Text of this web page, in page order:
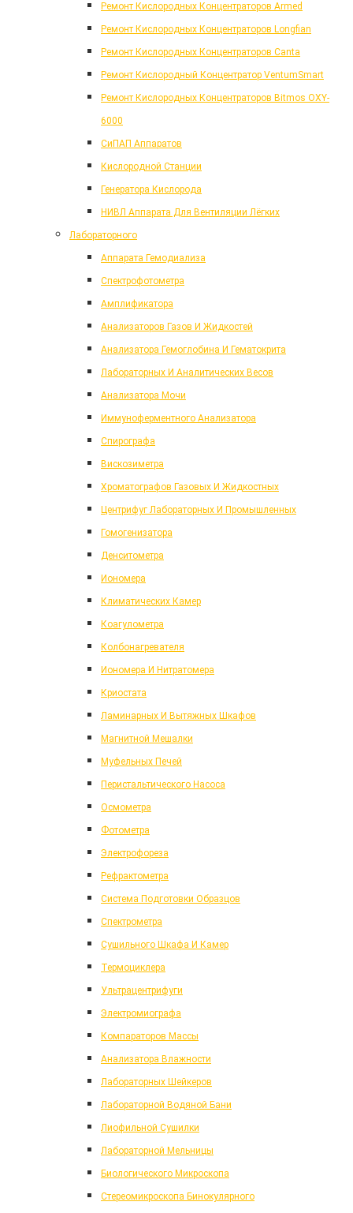
Ремонт Кислородных Концентраторов Armed
Ремонт Кислородных Концентраторов Longfian
Ремонт Кислородных Концентраторов Canta
Ремонт Кислородный Концентратор VentumSmart
Ремонт Кислородных Концентраторов Bitmos OXY-
6000
СиПАП Аппаратов
Кислородной Станции
Генератора Кислорода
НИВЛ Аппарата Для Вентиляции Лёгких
Лабораторного
Аппарата Гемодиализа
Спектрофотометра
Амплификатора
Анализаторов Газов И Жидкостей
Анализатора Гемоглобина И Гематокрита
Лабораторных И Аналитических Весов
Анализатора Мочи
Иммуноферментного Анализатора
Спирографа
Вискозиметра
Хроматографов Газовых И Жидкостных
Центрифуг Лабораторных И Промышленных
Гомогенизатора
Денситометра
Иономера
Климатических Камер
Коагулометра
Колбонагревателя
Иономера И Нитратомера
Криостата
Ламинарных И Вытяжных Шкафов
Магнитной Мешалки
Муфельных Печей
Перистальтического Насоса
Осмометра
Фотометра
Электрофореза
Рефрактометра
Система Подготовки Образцов
Спектрометра
Сушильного Шкафа И Камер
Термоциклера
Ультрацентрифуги
Электромиографа
Компараторов Массы
Анализатора Влажности
Лабораторных Шейкеров
Лабораторной Водяной Бани
Лиофильной Сушилки
Лабораторной Мельницы
Биологического Микроскопа
Стереомикроскопа Бинокулярного